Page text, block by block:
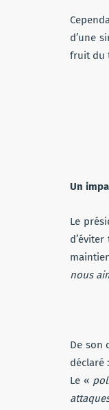
d’une
fruit du
Un
Le
nous
De son
déclaré
Le «